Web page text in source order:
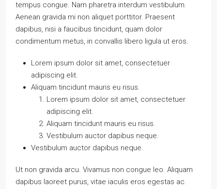
tempus congue. Nam pharetra interdum vestibulum.
Aenean gravida mi non aliquet porttitor. Praesent
dapibus, nisi a faucibus tincidunt, quam dolor
condimentum metus, in convallis libero ligula ut eros.
Lorem ipsum dolor sit amet, consectetuer
adipiscing elit.
Aliquam tincidunt mauris eu risus.
Lorem ipsum dolor sit amet, consectetuer
adipiscing elit.
Aliquam tincidunt mauris eu risus.
Vestibulum auctor dapibus neque.
Vestibulum auctor dapibus neque.
Ut non gravida arcu. Vivamus non congue leo. Aliquam
dapibus laoreet purus, vitae iaculis eros egestas ac.